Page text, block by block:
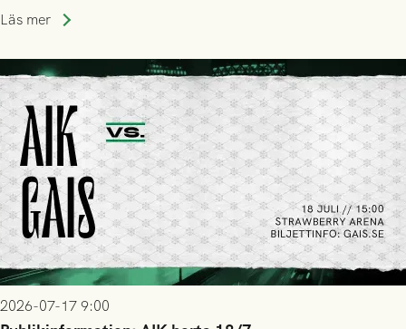
trupp till matchen:
Läs mer
2026-07-17 9:00